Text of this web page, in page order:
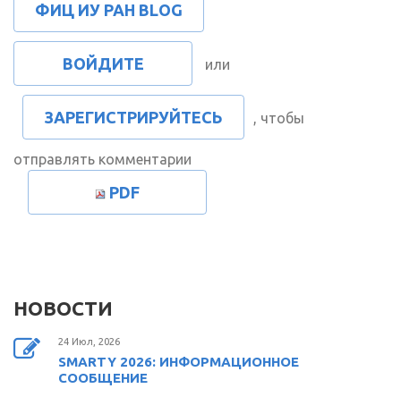
ФИЦ ИУ РАН BLOG
ВОЙДИТЕ или
ЗАРЕГИСТРИРУЙТЕСЬ , чтобы
отправлять комментарии
PDF
НОВОСТИ
24 Июл, 2026
SMARTY 2026: ИНФОРМАЦИОННОЕ
СООБЩЕНИЕ